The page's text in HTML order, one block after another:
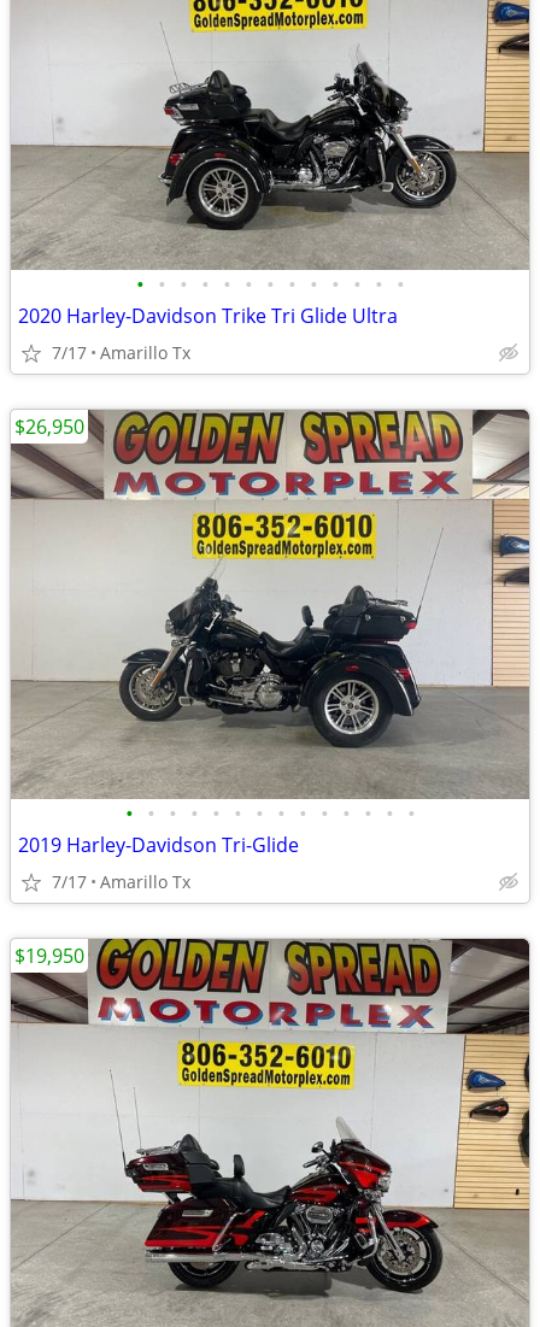
• • • • • • • • • • • • •
2020 Harley-Davidson Trike Tri Glide Ultra
7/17 Amarillo Tx
• • • • • • • • • • • • • •
2019 Harley-Davidson Tri-Glide
7/17 Amarillo Tx
$26,950
$19,950